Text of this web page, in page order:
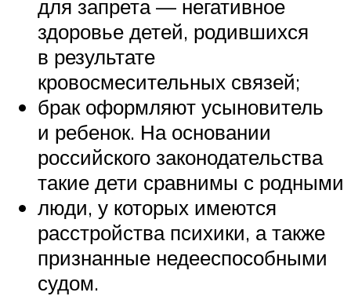
для запрета — негативное
здоровье детей, родившихся
в результате
кровосмесительных связей;
брак оформляют усыновитель
и ребенок. На основании
российского законодательства
такие дети сравнимы с родными
люди, у которых имеются
расстройства психики, а также
признанные недееспособными
судом.